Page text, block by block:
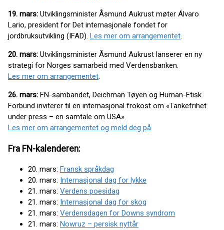
19. mars: Utviklingsminister Åsmund Aukrust møter Álvaro
Lario, president for Det internasjonale fondet for
jordbruksutvikling (IFAD). Les mer om arrangementet.
20. mars: Utviklingsminister Åsmund Aukrust lanserer en ny
strategi for Norges samarbeid med Verdensbanken.
Les mer om arrangementet.
26. mars: FN-sambandet, Deichman Tøyen og Human-Etisk
Forbund inviterer til en internasjonal frokost om «Tankefrihet
under press – en samtale om USA».
Les mer om arrangementet og meld deg på.
Fra FN-kalenderen:
20. mars: Fransk språkdag
20. mars: Internasjonal dag for lykke
21. mars: Verdens poesidag
21. mars: Internasjonal dag for skog
21. mars: Verdensdagen for Downs syndrom
21. mars: Nowruz – persisk nyttår